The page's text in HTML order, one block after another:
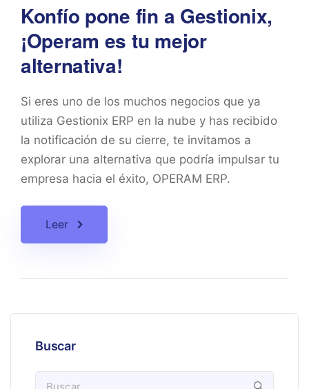
Konfío pone fin a Gestionix,
¡Operam es tu mejor
alternativa!
Si eres uno de los muchos negocios que ya
utiliza Gestionix ERP en la nube y has recibido
la notificación de su cierre, te invitamos a
explorar una alternativa que podría impulsar tu
empresa hacia el éxito, OPERAM ERP.
Leer
Buscar